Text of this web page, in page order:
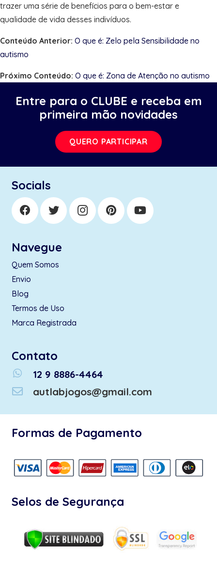
trazer uma série de benefícios para o bem-estar e
qualidade de vida desses indivíduos.
Conteúdo Anterior: O que é: Zelo pela Sensibilidade no
autismo
Próximo Conteúdo: O que é: Zona de Atenção no autismo
Entre para o CLUBE e receba em
primeira mão novidades
QUERO PARTICIPAR
Socials
Navegue
Quem Somos
Envio
Blog
Termos de Uso
Marca Registrada
Contato
whatsapp
12 9 8886-4464
autlabjogos@gmail.com
Formas de Pagamento
Selos de Segurança